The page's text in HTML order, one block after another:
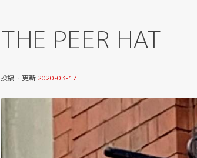
THE PEER HAT
投稿・更新2020-03-17